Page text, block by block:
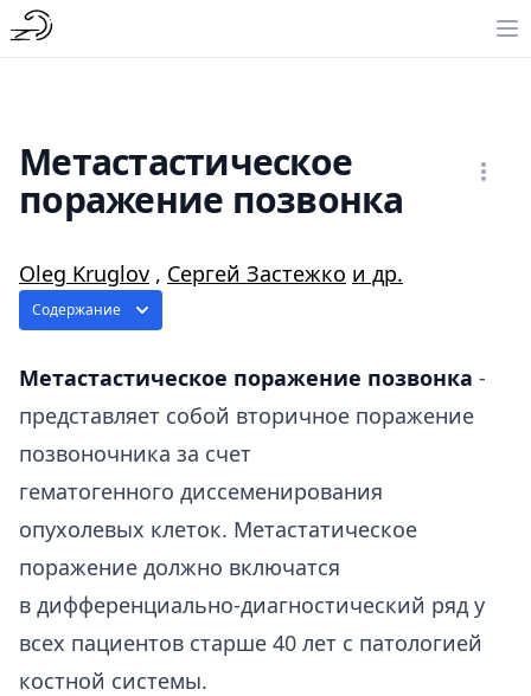
Метастастическое
поражение позвонка
Oleg Kruglov , Сергей Застежко и др.
Содержание
Метастастическое поражение позвонка -
представляет собой вторичное поражение
позвоночника за счет
гематогенного диссеменирования
опухолевых клеток. Метастатическое
поражение должно включатся
в дифференциально-диагностический ряд у
всех пациентов старше 40 лет с патологией
костной системы.